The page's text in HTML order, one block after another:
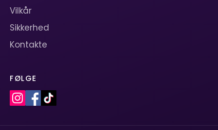
Vilkår
Sikkerhed
Kontakte
FØLGE